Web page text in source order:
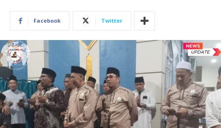
Facebook Twitter